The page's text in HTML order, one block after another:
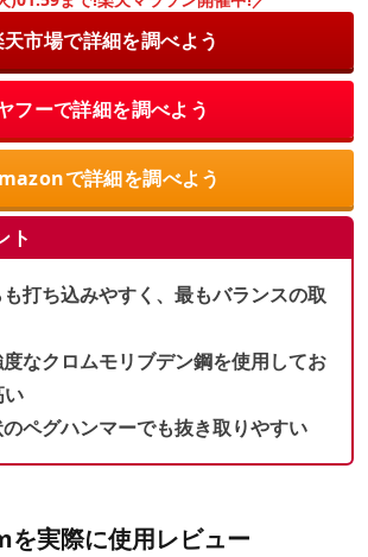
天市場で詳細を調べよう
フーで詳細を調べよう
で詳細を調べよう
ト
打ち込みやすく、最もバランスの取
なクロムモリブデン鋼を使用してお
い
ペグハンマーでも抜き取りやすい
を実際に使用レビュー